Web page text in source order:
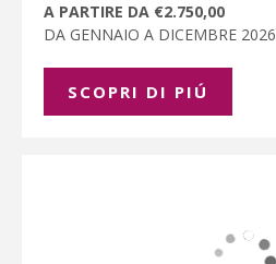
A PARTIRE DA €2.750,00
DA GENNAIO A DICEMBRE 2026
SCOPRI DI PIÚ